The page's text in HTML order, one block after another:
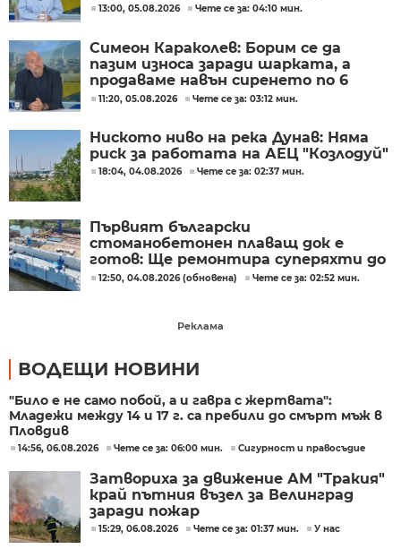
13:00, 05.08.2026 Чете се за: 04:10 мин.
Симеон Караколев: Борим се да
пазим износа заради шарката, а
продаваме навън сиренето по 6
евро, тук го купуваме по 15-18 евро
11:20, 05.08.2026 Чете се за: 03:12 мин.
Ниското ниво на река Дунав: Няма
риск за работата на АЕЦ "Козлодуй"
18:04, 04.08.2026 Чете се за: 02:37 мин.
Първият български
стоманобетонен плаващ док е
готов: Ще ремонтира суперяхти до
2500 тона
12:50, 04.08.2026 (обновена) Чете се за: 02:52 мин.
Реклама
ВОДЕЩИ НОВИНИ
"Било е не само побой, а и гавра с жертвата":
Младежи между 14 и 17 г. са пребили до смърт мъж в
Пловдив
14:56, 06.08.2026 Чете се за: 06:00 мин. Сигурност и правосъдие
Затвориха за движение АМ "Тракия"
край пътния възел за Велинград
заради пожар
15:29, 06.08.2026 Чете се за: 01:37 мин. У нас